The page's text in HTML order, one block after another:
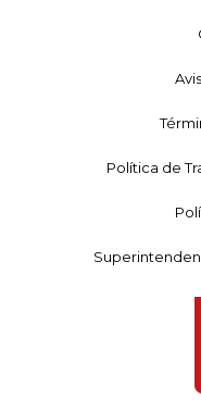
Política de